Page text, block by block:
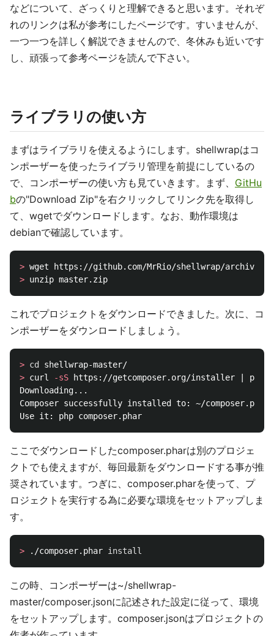
などについて、ざっくりと理解できると思います。それぞ
れのリンクは私が参考にしたページです。すいませんが、
一つ一つを詳しく解説できませんので、冬休みも近いです
し、頑張って参考ページを読んで下さい。
ライブラリの使い方
まずはライブラリを使えるようにします。shellwrapはコ
ンポーザーを使ったライブラリ管理を前提にしているの
で、コンポーザーの使い方も見ていきます。まず、 GitHu
bの"Download Zip"を右クリックしてリンク先を取得し
て、wgetでダウンロードします。なお、動作環境は
debianで確認しています。
>
>
これでプロジェクトをダウンロードできました。次に、コ
ンポーザーをダウンロードしましょう。
> cd
> curl -sS https://getcomposer.org/installer | php
Downloading...
Composer successfully installed to: ~/composer.phar
ここでダウンロードしたcomposer.pharは別のプロジェ
クトでも使えますが、毎回最新をダウンロードする事が推
奨されています。つぎに、composer.pharを使って、プ
ロジェクトを実行する為に必要な環境をセットアップしま
す。
> ./composer.phar install
この時、コンポーザーは~/shellwrap-
master/composer.jsonに記述された設定に従って、環境
をセットアップします。composer.jsonはプロジェクトの